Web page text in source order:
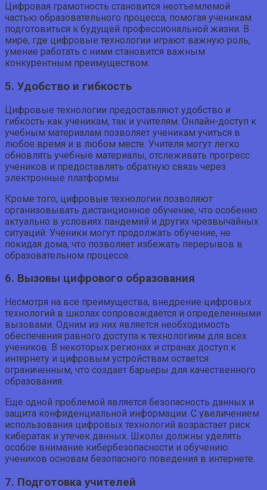
Цифровая грамотность становится неотъемлемой
частью образовательного процесса, помогая ученикам
подготовиться к будущей профессиональной жизни. В
мире, где цифровые технологии играют важную роль,
умение работать с ними становится важным
конкурентным преимуществом.
5. Удобство и гибкость
Цифровые технологии предоставляют удобство и
гибкость как ученикам, так и учителям. Онлайн-доступ к
учебным материалам позволяет ученикам учиться в
любое время и в любом месте. Учителя могут легко
обновлять учебные материалы, отслеживать прогресс
учеников и предоставлять обратную связь через
электронные платформы.
Кроме того, цифровые технологии позволяют
организовывать дистанционное обучение, что особенно
актуально в условиях пандемий и других чрезвычайных
ситуаций. Ученики могут продолжать обучение, не
покидая дома, что позволяет избежать перерывов в
образовательном процессе.
6. Вызовы цифрового образования
Несмотря на все преимущества, внедрение цифровых
технологий в школах сопровождается и определенными
вызовами. Одним из них является необходимость
обеспечения равного доступа к технологиям для всех
учеников. В некоторых регионах и странах доступ к
интернету и цифровым устройствам остается
ограниченным, что создает барьеры для качественного
образования.
Еще одной проблемой является безопасность данных и
защита конфиденциальной информации. С увеличением
использования цифровых технологий возрастает риск
кибератак и утечек данных. Школы должны уделять
особое внимание кибербезопасности и обучению
учеников основам безопасного поведения в интернете.
7. Подготовка учителей